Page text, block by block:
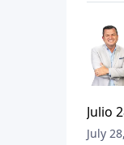
Julio
July